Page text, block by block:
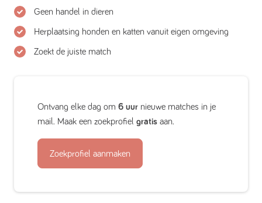
Geen handel in dieren
Herplaatsing honden en katten vanuit eigen omgeving
Zoekt de juiste match
Ontvang elke dag om 6 uur nieuwe matches in je
mail. Maak een zoekprofiel gratis aan.
Zoekprofiel aanmaken